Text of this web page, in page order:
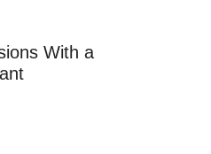
With a